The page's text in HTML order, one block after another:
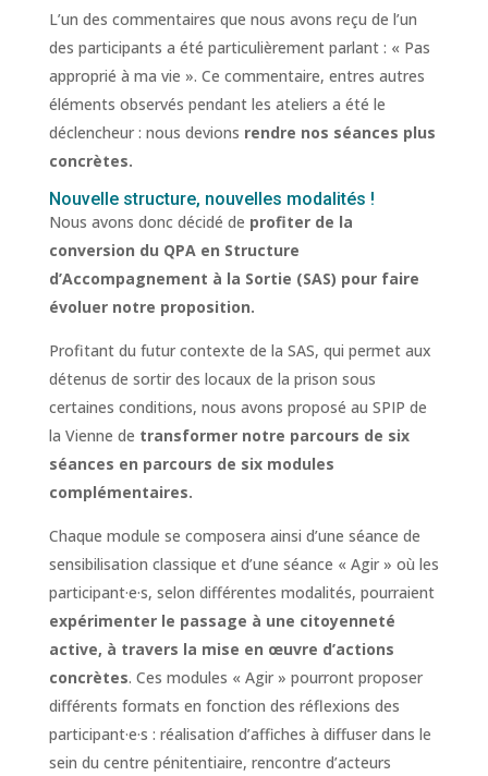
L’un des commentaires que nous avons reçu de l’un
des participants a été particulièrement parlant : « Pas
approprié à ma vie ». Ce commentaire, entres autres
éléments observés pendant les ateliers a été le
déclencheur : nous devions rendre nos séances plus
concrètes.
Nouvelle structure, nouvelles modalités !
Nous avons donc décidé de profiter de la
conversion du QPA en Structure
d’Accompagnement à la Sortie (SAS) pour faire
évoluer notre proposition.
Profitant du futur contexte de la SAS, qui permet aux
détenus de sortir des locaux de la prison sous
certaines conditions, nous avons proposé au SPIP de
la Vienne de transformer notre parcours de six
séances en parcours de six modules
complémentaires.
Chaque module se composera ainsi d’une séance de
sensibilisation classique et d’une séance « Agir » où les
participant·e·s, selon différentes modalités, pourraient
expérimenter le passage à une citoyenneté
active, à travers la mise en œuvre d’actions
concrètes. Ces modules « Agir » pourront proposer
différents formats en fonction des réflexions des
participant·e·s : réalisation d’affiches à diffuser dans le
sein du centre pénitentiaire, rencontre d’acteurs